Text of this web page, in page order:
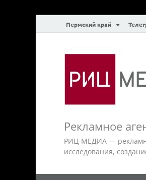
Пермский край
Рекламное
РИЦ-МЕДИА —
исследования,